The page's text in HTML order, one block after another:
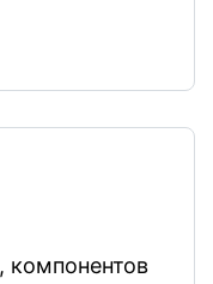
компонентов